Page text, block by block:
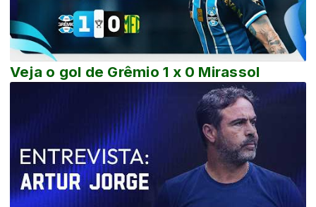
Veja o gol de Grêmio 1 x 0 Mirassol